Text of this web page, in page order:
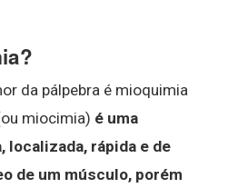
da pálpebra é mioquimia
miocimia) é uma
rápida e de
de um músculo, porém